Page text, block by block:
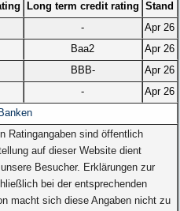
Long term credit rating
Stand
-
Apr 26
Baa2
Apr 26
BBB-
Apr 26
-
Apr 26
Ratingangaben sind öffentlich
auf dieser Website dient
Besucher. Erklärungen zur
bei der entsprechenden
macht sich diese Angaben nicht zu